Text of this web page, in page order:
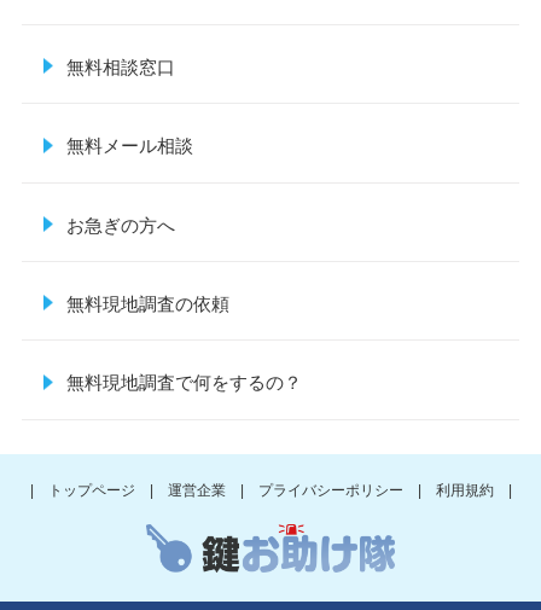
無料相談窓口
無料メール相談
お急ぎの方へ
無料現地調査の依頼
無料現地調査で何をするの？
| トップページ | 運営企業 | プライバシーポリシー | 利用規約 |